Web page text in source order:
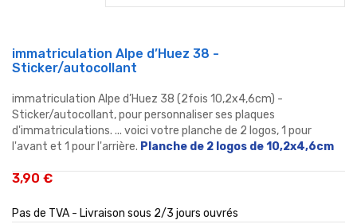
immatriculation Alpe d’Huez 38 -
Sticker/autocollant
immatriculation Alpe d’Huez 38 (2fois 10,2x4,6cm) -
Sticker/autocollant, pour personnaliser ses plaques
d'immatriculations. ... voici votre planche de 2 logos, 1 pour
l'avant et 1 pour l'arrière. Planche de 2 logos de 10,2x4,6cm
3,90 €
Pas de TVA - Livraison sous 2/3 jours ouvrés